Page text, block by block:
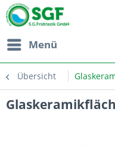
Menü
Übersicht